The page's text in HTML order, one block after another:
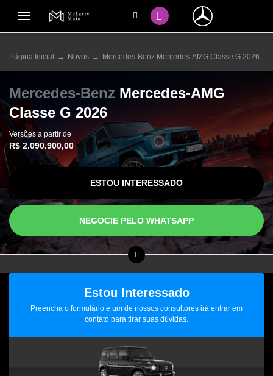
Página Inicial Novos Mercedes-Benz Mercedes-AMG Classe G 2026
Mercedes-Benz Mercedes-AMG
Classe G 2026
Versões a partir de
R$ 2.090.900,00
ESTOU INTERESSADO
NEGOCIE PELO WHATSAPP
Estou Interessado
Preencha o formulário e um de nossos consultores irá entrar em
contato para tirar suas dúvidas.